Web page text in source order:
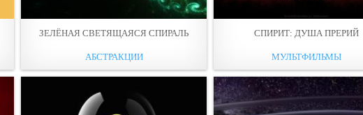
ЗЕЛЁНАЯ СВЕТЯЩАЯСЯ СПИРАЛЬ
АБСТРАКЦИИ
СПИРИТ: ДУША ПРЕРИЙ
МУЛЬТФИЛЬМЫ